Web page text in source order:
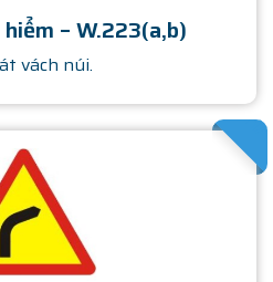
– W.223(a,b)
vách núi.